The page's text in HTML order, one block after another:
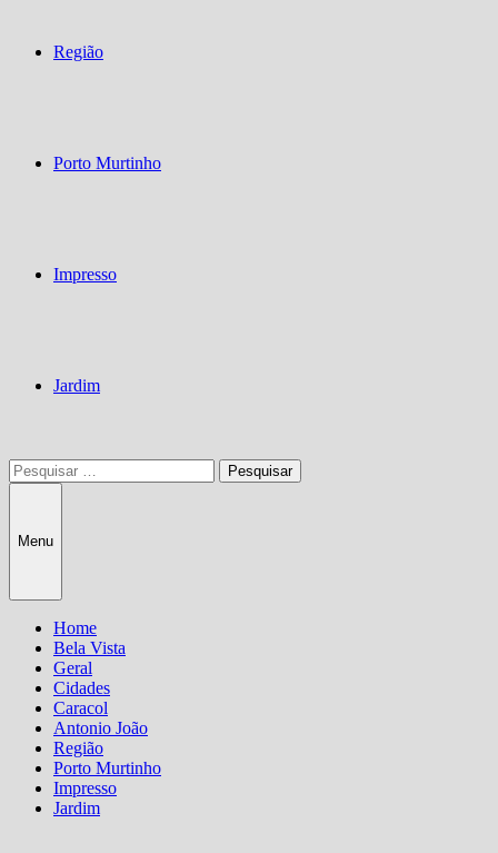
Região
Porto Murtinho
Impresso
Jardim
Pesquisar
por:
Menu
Home
Bela Vista
Geral
Cidades
Caracol
Antonio João
Região
Porto Murtinho
Impresso
Jardim